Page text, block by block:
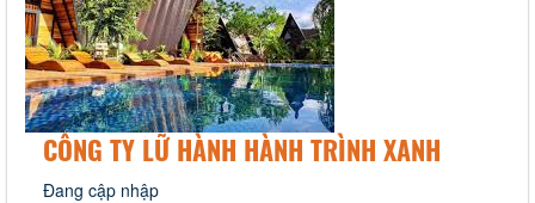
CÔNG TY LỮ HÀNH HÀNH TRÌNH XANH
Đang cập nhập